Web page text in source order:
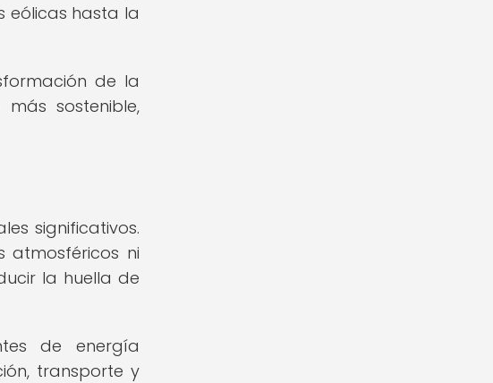
eólicas hasta la
de la
sostenible,
significativos.
atmosféricos ni
la huella de
de energía
transporte y